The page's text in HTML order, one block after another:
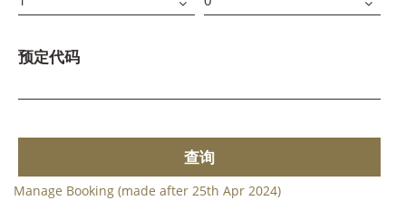
预定代码
查询
Manage Booking (made after 25th Apr 2024)